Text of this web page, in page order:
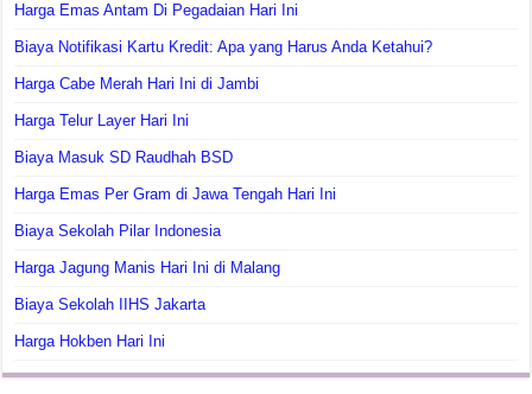
Harga Emas Antam Di Pegadaian Hari Ini
Biaya Notifikasi Kartu Kredit: Apa yang Harus Anda Ketahui?
Harga Cabe Merah Hari Ini di Jambi
Harga Telur Layer Hari Ini
Biaya Masuk SD Raudhah BSD
Harga Emas Per Gram di Jawa Tengah Hari Ini
Biaya Sekolah Pilar Indonesia
Harga Jagung Manis Hari Ini di Malang
Biaya Sekolah IIHS Jakarta
Harga Hokben Hari Ini